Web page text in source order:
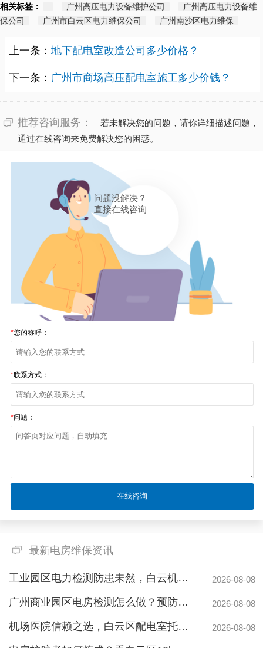
相关标签： 广州高压电力设备维护公司
广州高压电力设备维
保公司
广州市白云区电力维保公司 广州南沙区电力维保
上一条： 地下配电室改造公司多少价格？
下一条： 广州市商场高压配电室施工多少价钱？
推荐咨询服务：
若未解决您的问题，请你详细描述问题，
通过在线咨询来免费解决您的困惑。
问题没解决？
直接在线咨询
*您的称呼：
*联系方式：
*问题：
最新电房维保资讯
工业园区电力检测防患未然，白云机安预防性试验护航安全生产 2026-08-08
广州商业园区电房检测怎么做？预防性试验守护电力安全 2026-08-08
机场医院信赖之选，白云区配电室托管公司护航高频稳定用电 2026-08-08